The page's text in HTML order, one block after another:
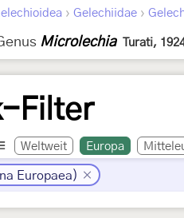
› Gelechiidae ›
Microlechia Turati,
Filter
Weltweit Europa
Europaea)